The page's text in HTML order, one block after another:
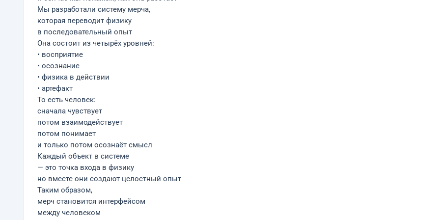
Мы разработали систему мерча,
которая переводит физику
в последовательный опыт
Она состоит из четырёх уровней:
• восприятие
• осознание
• физика в действии
• артефакт
То есть человек:
сначала чувствует
потом взаимодействует
потом понимает
и только потом осознаёт смысл
Каждый объект в системе
— это точка входа в физику
но вместе они создают целостный опыт
Таким образом,
мерч становится интерфейсом
между человеком